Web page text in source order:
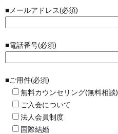
■メールアドレス(必須)
■電話番号(必須)
■ご用件(必須)
無料カウンセリング(無料相談)
ご入会について
法人会員制度
国際結婚